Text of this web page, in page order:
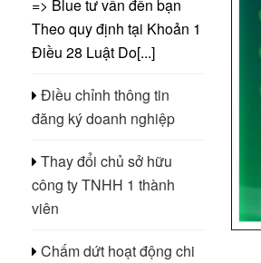
=> Blue tư vấn đến bạn
Theo quy định tại Khoản 1
Điều 28 Luật Do[...]
Điều chỉnh thông tin
đăng ký doanh nghiệp
Thay đổi chủ sở hữu
công ty TNHH 1 thành
viên
Chấm dứt hoạt động chi